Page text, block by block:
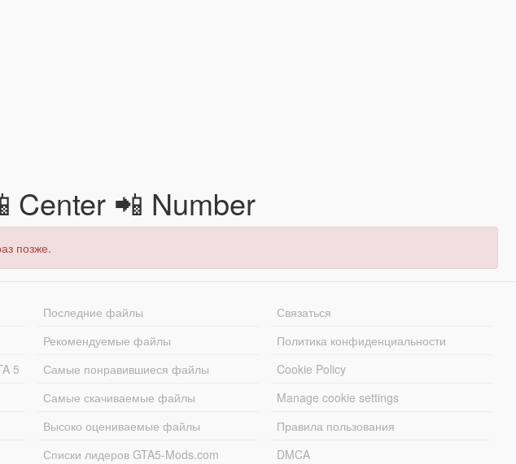
Center 📲 Number
позже.
5
Последние файлы
Рекомендуемые файлы
Самые понравившиеся файлы
Самые скачиваемые файлы
Высоко оцениваемые файлы
Списки лидеров GTA5-Mods.com
Связаться
Политика конфиденциальности
Cookie Policy
Manage cookie settings
Правила пользования
DMCA